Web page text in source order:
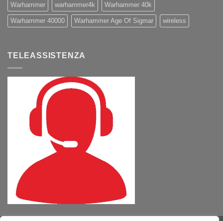
Warhammer warhammer4k Warhammer 40k
Warhammer 40000 Warhammer Age Of Sigmar wireless
TELEASSISTENZA